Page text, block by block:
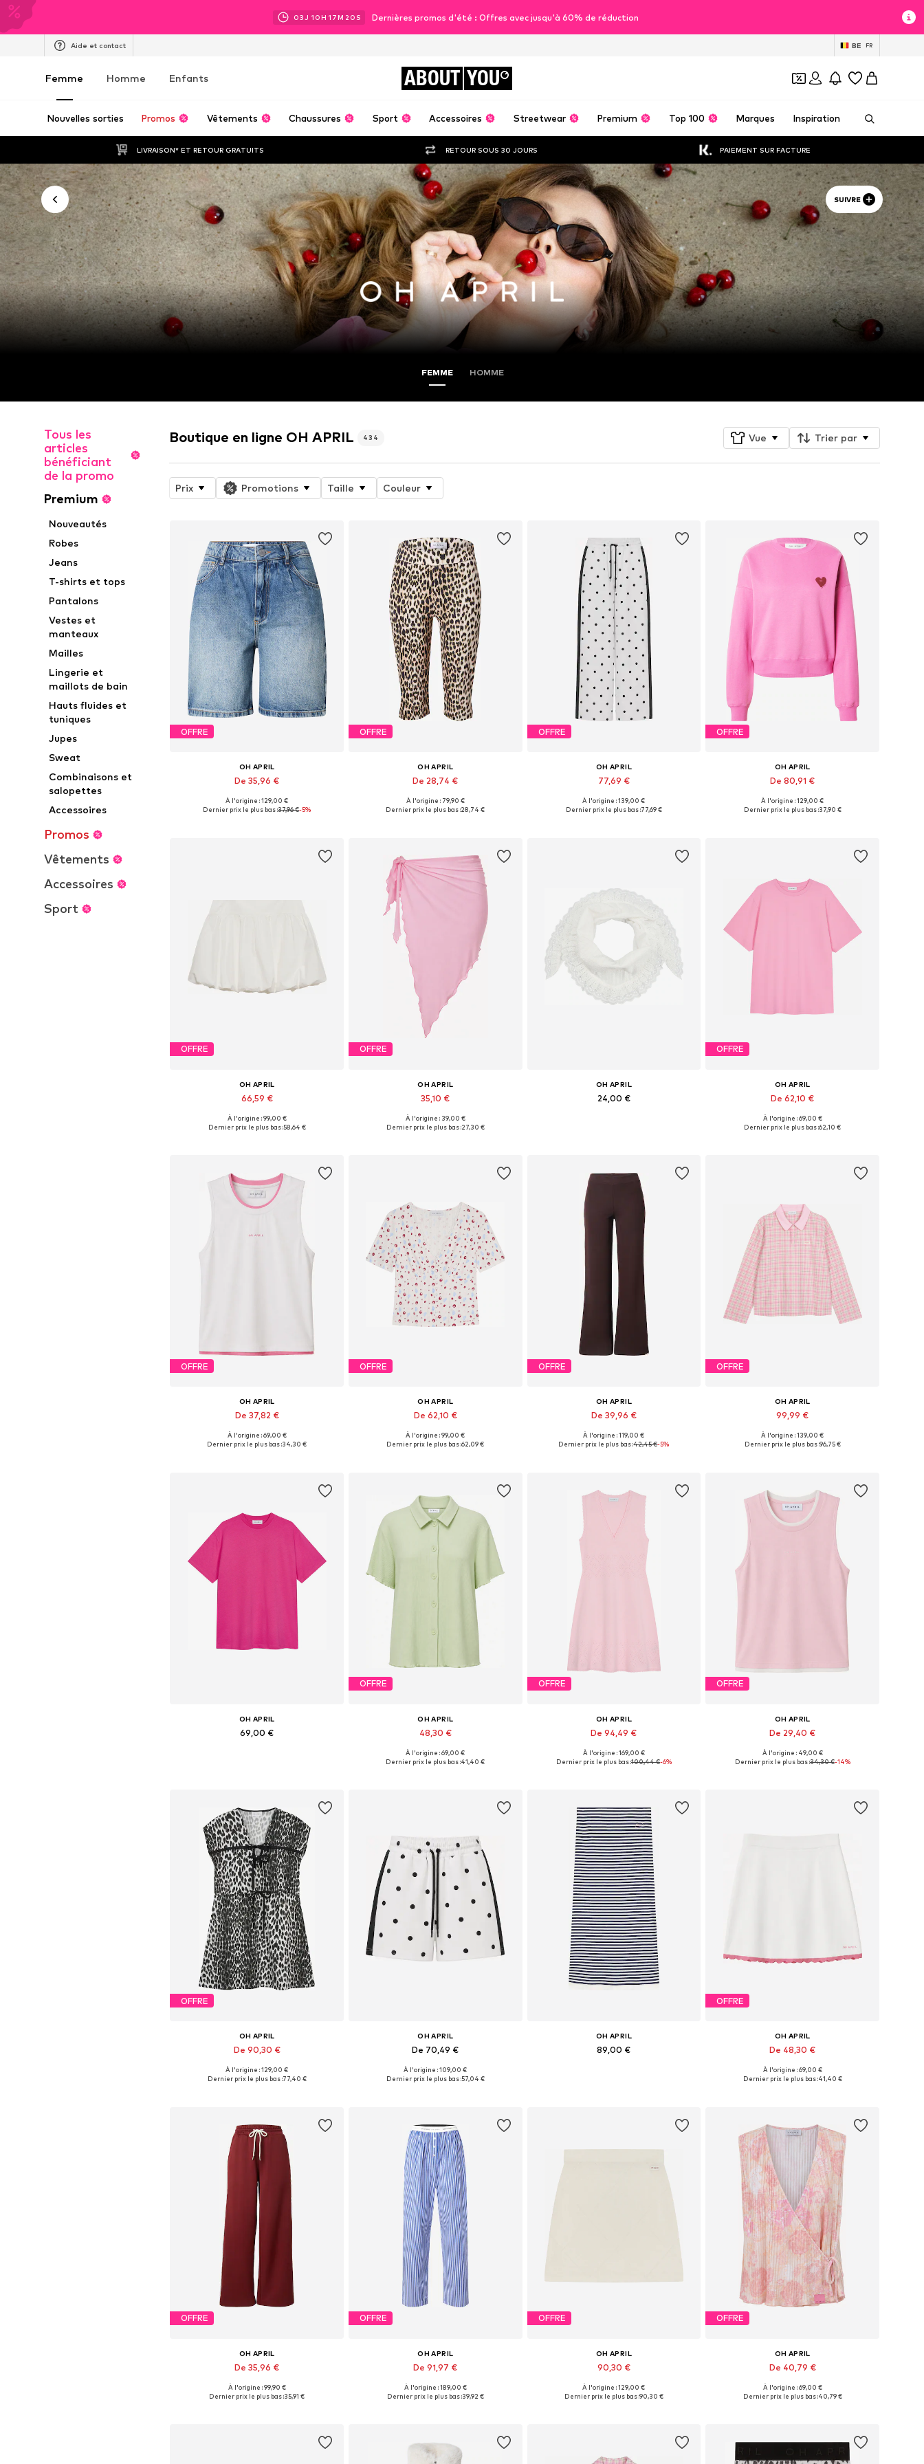
03J 10H 17M 18 S Dernières promos d'été : Offres avec jusqu'à 60% de réduction
Aide et contact BE FR
Femme Homme Enfants ABOUT YOU
Nouvelles sorties Promos Vêtements Chaussures Sport Accessoires Streetwear Premium Top 100 Marques Inspiration
LIVRAISON* ET RETOUR GRATUITS RETOUR SOUS 30 JOURS PAIEMENT SUR FACTURE
SUIVRE
FEMME HOMME
Tous les
articles
bénéficiant
de la promo
Premium
Nouveautés
Robes
Jeans
T-shirts et tops
Pantalons
Vestes et
manteaux
Mailles
Lingerie et
maillots de bain
Hauts fluides et
tuniques
Jupes
Sweat
Combinaisons et
salopettes
Accessoires
Promos
Vêtements
Accessoires
Sport
Boutique en ligne OH APRIL 434 Vue Trier par
Prix Promotions Taille Couleur
OFFRE
OH APRIL
De 35,96 €
Tailles disponibles: 27-28, 29, 30-31
À l'origine : 129,00 €
Dernier prix le plus bas :37,96 €-5%
OFFRE
OH APRIL
De 28,74 €
Tailles disponibles: 34, 36, 38, 40, 42
À l'origine : 79,90 €
Dernier prix le plus bas :28,74 €
OFFRE
OH APRIL
77,69 €
+1
À l'origine : 139,00 €
Dernier prix le plus bas :77,69 €
OFFRE
OH APRIL
De 80,91 €
Tailles disponibles: XS, S, M, L, XL
À l'origine : 129,00 €
Dernier prix le plus bas :37,90 €
OFFRE
OH APRIL
66,59 €
Tailles disponibles: 34, 36, 38, 40, 42
À l'origine : 99,00 €
Dernier prix le plus bas :58,64 €
OFFRE
OH APRIL
35,10 €
Tailles disponibles: One Size
À l'origine : 39,00 €
Dernier prix le plus bas :27,30 €
OH APRIL
24,00 €
OFFRE
OH APRIL
De 62,10 €
Tailles disponibles: XS, S, M, L
À l'origine : 69,00 €
Dernier prix le plus bas :62,10 €
OFFRE
OH APRIL
De 37,82 €
Tailles disponibles: XS, S, M, L, XL
À l'origine : 69,00 €
Dernier prix le plus bas :34,30 €
OFFRE
OH APRIL
De 62,10 €
Tailles disponibles: XS, S, M, L, XL
À l'origine : 99,00 €
Dernier prix le plus bas :62,09 €
OFFRE
OH APRIL
De 39,96 €
Tailles disponibles: 34, 36, 38, 40, 42
À l'origine : 119,00 €
Dernier prix le plus bas :42,45 €-5%
OFFRE
OH APRIL
99,99 €
Tailles disponibles: XS, S, M, L, XL
À l'origine : 139,00 €
Dernier prix le plus bas :96,75 €
OH APRIL
69,00 €
OFFRE
OH APRIL
48,30 €
Tailles disponibles: XS, S, M, L, XL
À l'origine : 69,00 €
Dernier prix le plus bas :41,40 €
OFFRE
OH APRIL
De 94,49 €
Tailles disponibles: XS, S, M, L, XL
À l'origine : 169,00 €
Dernier prix le plus bas :100,44 €-6%
OFFRE
OH APRIL
De 29,40 €
Tailles disponibles: XS, S, M, L, XL
À l'origine : 49,00 €
Dernier prix le plus bas :34,30 €-14%
OFFRE
OH APRIL
De 90,30 €
Tailles disponibles: 34, 36, 38, 40, 42
À l'origine : 129,00 €
Dernier prix le plus bas :77,40 €
OH APRIL
De 70,49 €
À l'origine : 109,00 €
Dernier prix le plus bas :57,04 €
OH APRIL
89,00 €
OFFRE
OH APRIL
De 48,30 €
Tailles disponibles: 34, 36, 38, 40, 42
À l'origine : 69,00 €
Dernier prix le plus bas :41,40 €
OFFRE
OH APRIL
De 35,96 €
À l'origine : 99,90 €
Dernier prix le plus bas :35,91 €
OFFRE
OH APRIL
De 91,97 €
Tailles disponibles: 34, 36, 38, 40, 42
À l'origine : 189,00 €
Dernier prix le plus bas :39,92 €
OFFRE
OH APRIL
90,30 €
Tailles disponibles: 34, 36, 38, 40, 42
À l'origine : 129,00 €
Dernier prix le plus bas :90,30 €
OFFRE
OH APRIL
De 40,79 €
Tailles disponibles: XS, S, M, L, XL
À l'origine : 69,00 €
Dernier prix le plus bas :40,79 €